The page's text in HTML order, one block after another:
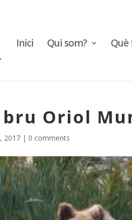
Inici Qui som? Què
bru Oriol
2017 | 0 comments